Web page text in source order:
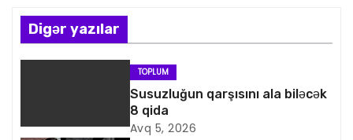
ı
n
v
Digər yazılar
TOPLUM
Susuzluğun qarşısını ala biləcək
8 qida
Avq 5, 2026